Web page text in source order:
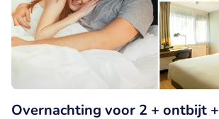
Overnachting voor 2 + ontbijt +